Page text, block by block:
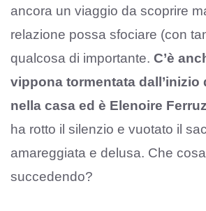
ancora un viaggio da scoprire
relazione possa sfociare (con
qualcosa di importante. C’è
vippona tormentata dall’inizio
nella casa ed è Elenoire
ha rotto il silenzio e vuotato il
amareggiata e delusa. Che
succedendo?